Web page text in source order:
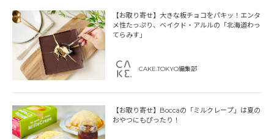
【お取り寄せ】大きな板チョコをパキッ！エンタ
メ性たっぷり、ベイクド・アルルの「北海道わっ
てらみす」
CAKE.TOKYO編集部
【お取り寄せ】Boccaの「ミルクレープ」は夏の
おやつにもぴったり！